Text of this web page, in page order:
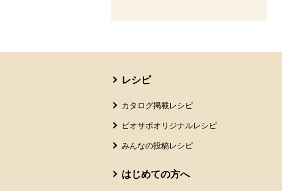
レシピ
カタログ掲載レシピ
ビオサポオリジナルレシピ
みんなの投稿レシピ
はじめての方へ